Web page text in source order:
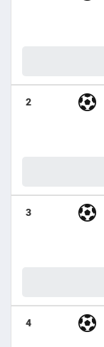
2
3
4